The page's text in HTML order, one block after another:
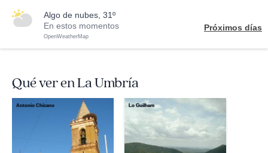
algo de nubes, 31º
En estos momentos
OpenWeatherMap
Próximos días
Qué ver en La Umbría
Antonio Chicano Lo Guilhem